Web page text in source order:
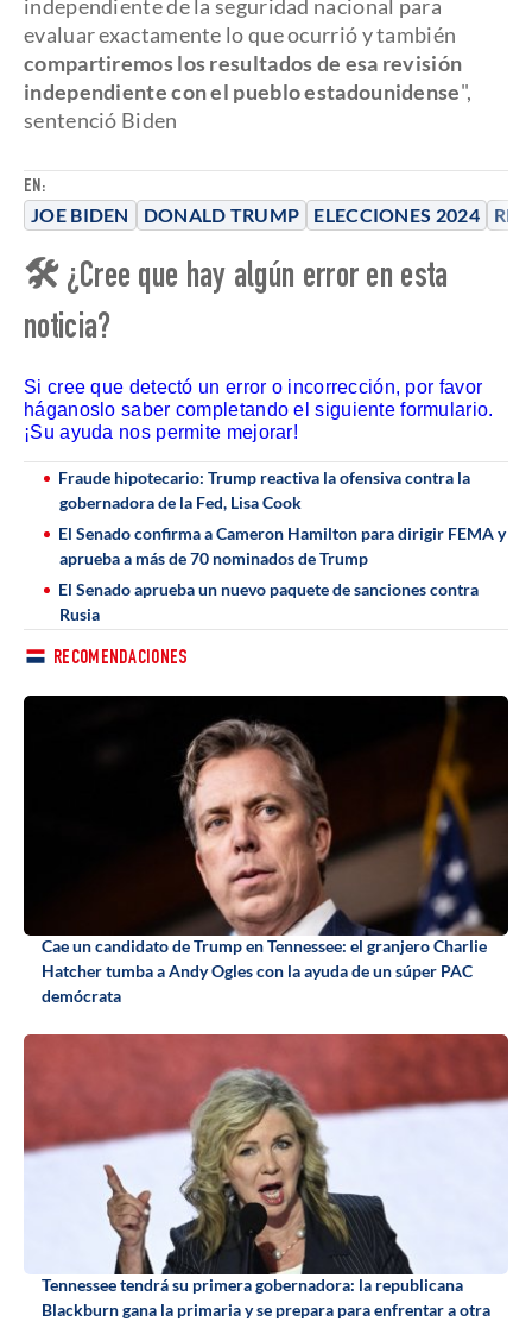
EN:
JOE BIDEN DONALD TRUMP ELECCIONES 2024
independiente de la seguridad nacional para
evaluar exactamente lo que ocurrió y también
compartiremos los resultados de esa revisión
independiente con el pueblo estadounidense",
sentenció Biden
🛠 ¿Cree que hay algún error en esta
noticia?
Si cree que detectó un error o incorrección, por favor
háganoslo saber completando el siguiente formulario.
¡Su ayuda nos permite mejorar!
Fraude hipotecario: Trump reactiva la ofensiva contra la
gobernadora de la Fed, Lisa Cook
El Senado confirma a Cameron Hamilton para dirigir FEMA y
aprueba a más de 70 nominados de Trump
El Senado aprueba un nuevo paquete de sanciones contra
Rusia
RECOMENDACIONES
Cae un candidato de Trump en Tennessee: el granjero Charlie
Hatcher tumba a Andy Ogles con la ayuda de un súper PAC
demócrata
Tennessee tendrá su primera gobernadora: la republicana
Blackburn gana la primaria y se prepara para enfrentar a otra